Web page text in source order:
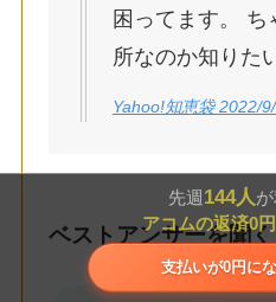
困ってます。 ち
所なのか知りた
Yahoo!知恵袋 2022/
ベストアンサーを聞く
先週 144人
アコムの返済0
支払いが0円に